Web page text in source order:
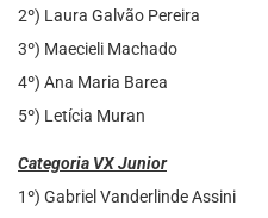
2º) Laura Galvão Pereira
3º) Maecieli Machado
4º) Ana Maria Barea
5º) Letícia Muran
Categoria VX Junior
1º) Gabriel Vanderlinde Assini